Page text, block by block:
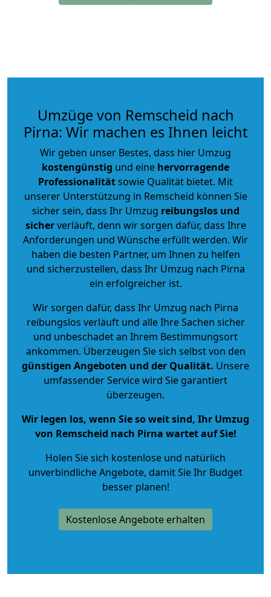
Umzüge von Remscheid nach
Pirna: Wir machen es Ihnen leicht
Wir geben unser Bestes, dass hier Umzug
kostengünstig und eine hervorragende
Professionalitätsowie Qualität bietet. Mit
unserer Unterstützung in Remscheid können Sie
sicher sein, dass Ihr Umzug reibungslos und
sicherverläuft, denn wir sorgen dafür, dass Ihre
Anforderungen und Wünsche erfüllt werden. Wir
haben die besten Partner, um Ihnen zu helfen
und sicherzustellen, dass Ihr Umzug nach Pirna
ein erfolgreicher ist.
Wir sorgen dafür, dass Ihr Umzug nach Pirna
reibungslos verläuft und alle Ihre Sachen sicher
und unbeschadet an Ihrem Bestimmungsort
ankommen. Überzeugen Sie sich selbst von den
günstigen Angeboten und der Qualität. Unsere
umfassender Service wird Sie garantiert
überzeugen.
Wir legen los, wenn Sie so weit sind, Ihr Umzug
von Remscheid nach Pirna wartet auf Sie!
Holen Sie sich kostenlose und natürlich
unverbindliche Angebote, damit Sie Ihr Budget
besser planen!
Kostenlose Angebote erhalten